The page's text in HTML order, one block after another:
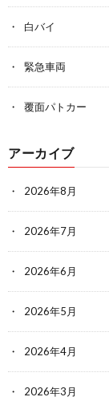
白バイ
緊急車両
覆面パトカー
アーカイブ
2026年8月
2026年7月
2026年6月
2026年5月
2026年4月
2026年3月